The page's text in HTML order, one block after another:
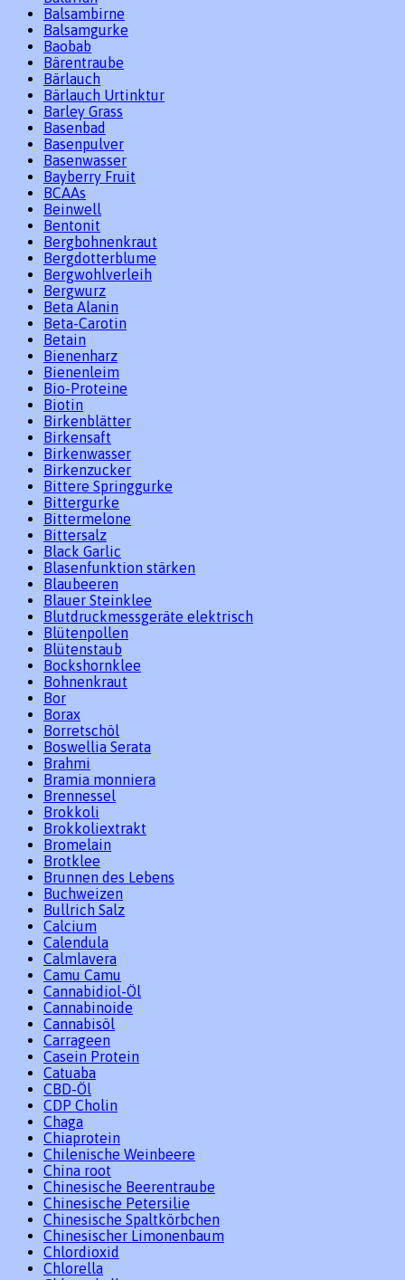
Balsambirne
Balsamgurke
Baobab
Bärentraube
Bärlauch
Bärlauch Urtinktur
Barley Grass
Basenbad
Basenpulver
Basenwasser
Bayberry Fruit
BCAAs
Beinwell
Bentonit
Bergbohnenkraut
Bergdotterblume
Bergwohlverleih
Bergwurz
Beta Alanin
Beta-Carotin
Betain
Bienenharz
Bienenleim
Bio-Proteine
Biotin
Birkenblätter
Birkensaft
Birkenwasser
Birkenzucker
Bittere Springgurke
Bittergurke
Bittermelone
Bittersalz
Black Garlic
Blasenfunktion stärken
Blaubeeren
Blauer Steinklee
Blutdruckmessgeräte elektrisch
Blütenpollen
Blütenstaub
Bockshornklee
Bohnenkraut
Bor
Borax
Borretschöl
Boswellia Serata
Brahmi
Bramia monniera
Brennessel
Brokkoli
Brokkoliextrakt
Bromelain
Brotklee
Brunnen des Lebens
Buchweizen
Bullrich Salz
Calcium
Calendula
Calmlavera
Camu Camu
Cannabidiol-Öl
Cannabinoide
Cannabisöl
Carrageen
Casein Protein
Catuaba
CBD-Öl
CDP Cholin
Chaga
Chiaprotein
Chilenische Weinbeere
China root
Chinesische Beerentraube
Chinesische Petersilie
Chinesische Spaltkörbchen
Chinesischer Limonenbaum
Chlordioxid
Chlorella